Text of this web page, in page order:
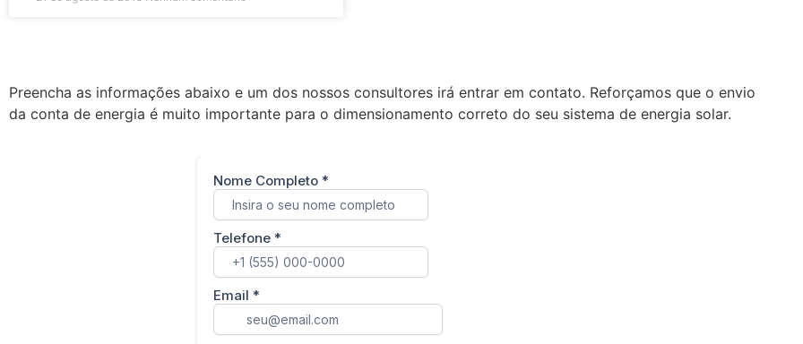
Preencha as informações abaixo e um dos nossos consultores irá entrar em contato. Reforçamos que o envio
da conta de energia é muito importante para o dimensionamento correto do seu sistema de energia solar.